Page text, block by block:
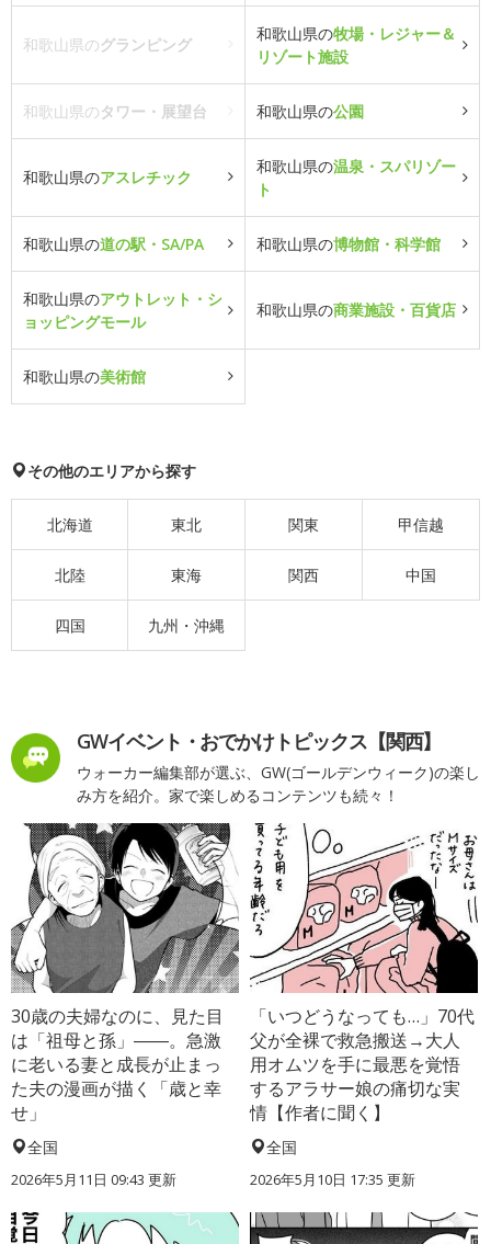
和歌山県のグランピング
和歌山県の牧場・レジャー＆
リゾート施設
和歌山県のタワー・展望台 和歌山県の公園
和歌山県のアスレチック
和歌山県の温泉・スパリゾー
ト
和歌山県の道の駅・SA/PA 和歌山県の博物館・科学館
和歌山県のアウトレット・シ
ョッピングモール
和歌山県の商業施設・百貨店
和歌山県の美術館
その他のエリアから探す
北海道 東北 関東 甲信越
北陸 東海 関西 中国
四国 九州・沖縄
GWイベント・おでかけトピックス【関西】
ウォーカー編集部が選ぶ、GW(ゴールデンウィーク)の楽し
み方を紹介。家で楽しめるコンテンツも続々！
30歳の夫婦なのに、見た目
は「祖母と孫」――。急激
に老いる妻と成長が止まっ
た夫の漫画が描く「歳と幸
せ」
全国
2026年5月11日 09:43 更新
「いつどうなっても…」70代
父が全裸で救急搬送→大人
用オムツを手に最悪を覚悟
するアラサー娘の痛切な実
情【作者に聞く】
全国
2026年5月10日 17:35 更新